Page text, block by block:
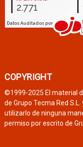
COPYRIGHT
©1999-2025 El material
de Grupo Tecma Red
utilizarlo de ninguna
permiso por escrito de